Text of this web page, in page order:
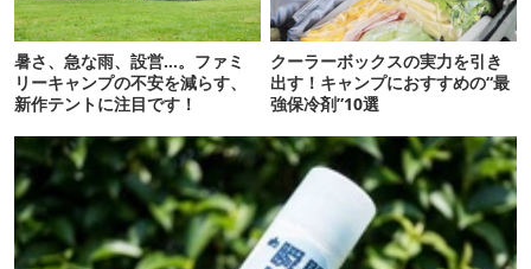
暑さ、急な雨、設営…。ファミ
リーキャンプの不安を減らす、
新作テントに注目です！
クーラーボックスの実力を引き
出す！キャンプにおすすめの“最
強保冷剤”10選